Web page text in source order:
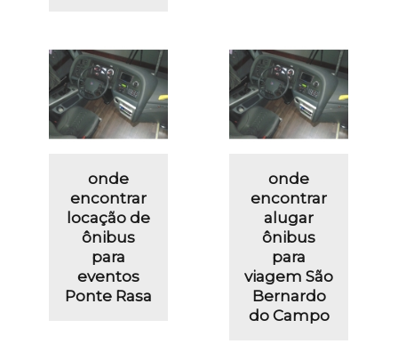
onde
encontrar
locação de
ônibus
para
eventos
Ponte Rasa
onde
encontrar
alugar
ônibus
para
viagem São
Bernardo
do Campo